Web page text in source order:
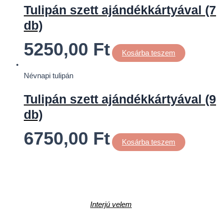
Tulipán szett ajándékkártyával (7
db)
5250,00 Ft Kosárba teszem
Névnapi tulipán
Tulipán szett ajándékkártyával (9
db)
6750,00 Ft Kosárba teszem
Interjú velem